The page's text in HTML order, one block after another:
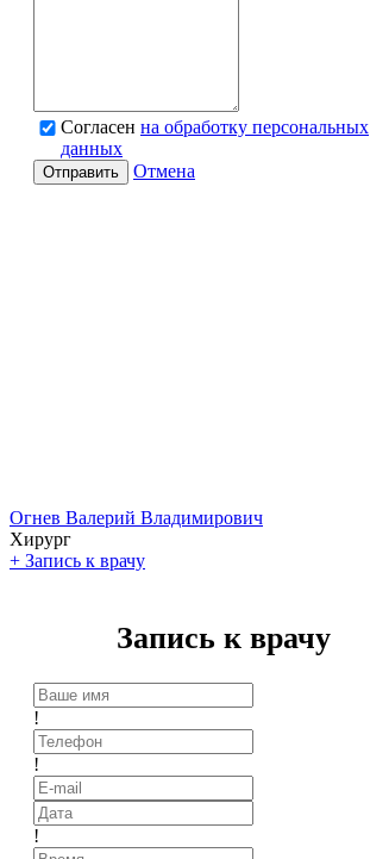
Согласен на обработку персональных
данных
Отправить Отмена
Огнев Валерий Владимирович
Хирург
+ Запись к врачу
Запись к врачу
!
!
!